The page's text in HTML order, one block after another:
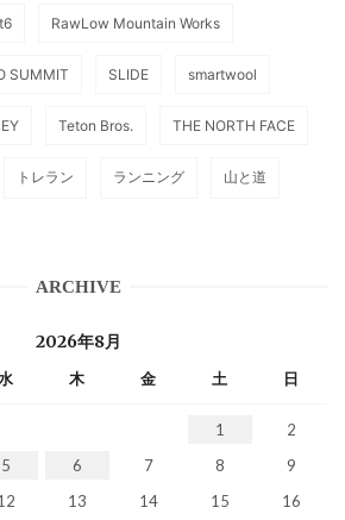
RawLow Mountain Works
SUMMIT SLIDE smartwool
Teton Bros. THE NORTH FACE
トレラン ランニング 山と道
ARCHIVE
2026年8月
木 金 土 日
1
2
5 6 7 8
9
13 14 15 16